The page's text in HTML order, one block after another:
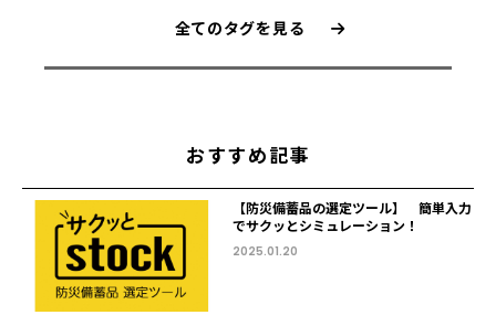
全てのタグを見る
おすすめ記事
【防災備蓄品の選定ツール】 簡単入力
でサクッとシミュレーション！
2025.01.20